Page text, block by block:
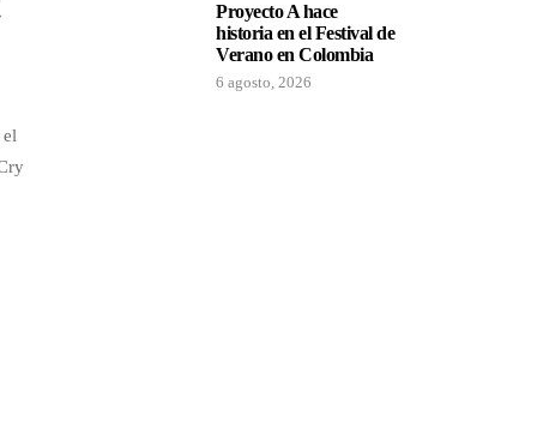
Proyecto A hace
historia en el Festival de
Verano en Colombia
6 agosto, 2026